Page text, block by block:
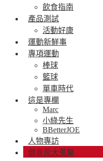
飲食指南
產品測試
活動好康
運動新鮮事
專項運動
棒球
籃球
單車時代
這是專欄
Marc
小綠先生
BBetterJOE
人物專訪
健身房大蒐擊